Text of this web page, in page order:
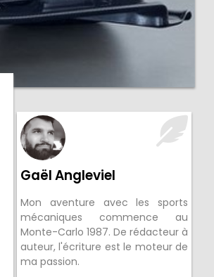
Gaël Angleviel
Mon aventure avec les sports
mécaniques commence au
Monte-Carlo 1987. De rédacteur à
auteur, l'écriture est le moteur de
ma passion.